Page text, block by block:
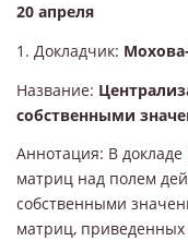
20 апреля
1. Докладчик:
Название:
собственными
Аннотация: В
матриц над полем
собственными
матриц,